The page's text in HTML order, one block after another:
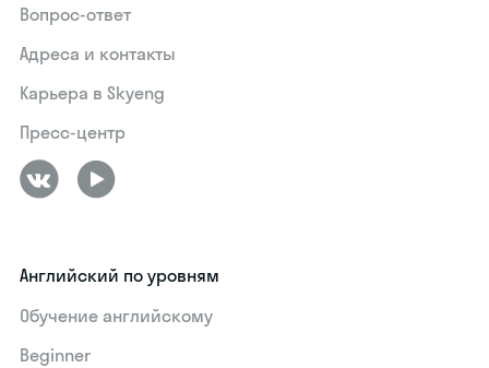
Вопрос-ответ
Адреса и контакты
Карьера в Skyeng
Пресс-центр
Английский по уровням
Обучение английскому
Beginner